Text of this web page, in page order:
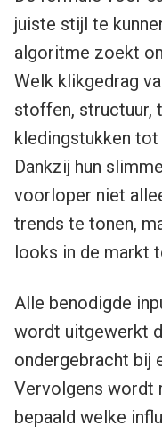
juiste stijl te
algoritme zoekt
Welk klikgedrag
stoffen, structuur,
kledingstukken
Dankzij hun
voorloper niet
trends te tonen,
looks in de markt
Alle benodigde
wordt uitgewerkt
ondergebracht bij
Vervolgens wordt
bepaald welke